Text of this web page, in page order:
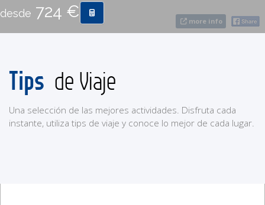
more info
desde 724 €
Tips de Viaje
Una selección de las mejores actividades. Disfruta cada
instante, utiliza tips de viaje y conoce lo mejor de cada lugar.